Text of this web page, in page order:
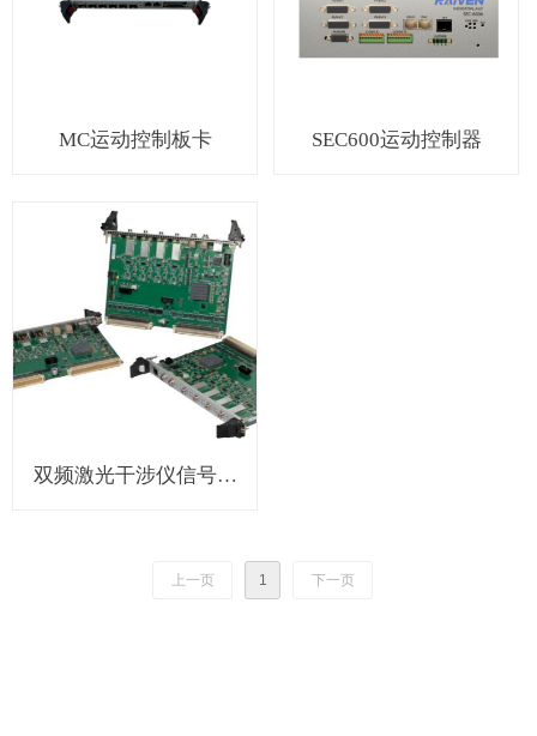
MC运动控制板卡 SEC600运动控制器
双频激光干涉仪信号处
上一页 1 下一页